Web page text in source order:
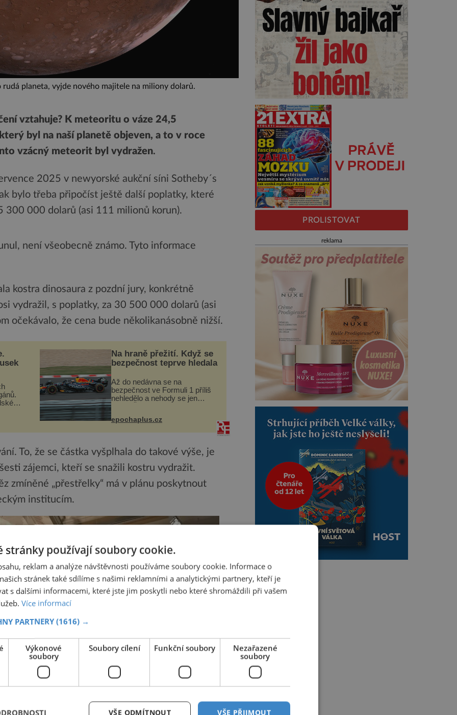
planeta, vyjde nového majitele na miliony dolarů.
vztahuje? K meteoritu o váze 24,5
byl na naší planetě objeven, a to v roce
vzácný meteorit byl vydražen.
2025 v newyorské aukční síni Sotheby´s
bylo třeba připočíst ještě další poplatky, které
300 000 dolarů (asi 111 milionů korun).
není všeobecně známo. Tyto informace
kostra dinosaura z pozdní jury, konkrétně
vydražil, s poplatky, za 30 500 000 dolarů (asi
očekávalo, že cena bude několikanásobně nižší.
Na hraně přežití. Když se
bezpečnost teprve hledala
Až do nedávna se na
bezpečnost ve Formuli 1 příliš
nehledělo a nehody se jen
následky nebo bohužel i ztrátou
života. Dnes nepochopiteln...
epochaplus.cz
To, že se částka vyšplhala do takové výše, je
zájemci, kteří se snažili kostru vydražit.
zmíněné „přestřelky“ má v plánu poskytnout
institucím.
PROLISTOVAT
reklama
stránky používají soubory cookie.
reklam a analýze návštěvnosti používáme soubory cookie. Informace o
stránek také sdílíme s našimi reklamními a analytickými partnery, kteří je
s dalšími informacemi, které jste jim poskytli nebo které shromáždili při vašem
Více informací
PARTNERY (1616) →
Výkonové
soubory
Soubory cílení Funkční soubory
Nezařazené
soubory
VŠE PŘIJMOUT
VŠE ODMÍTNOUT